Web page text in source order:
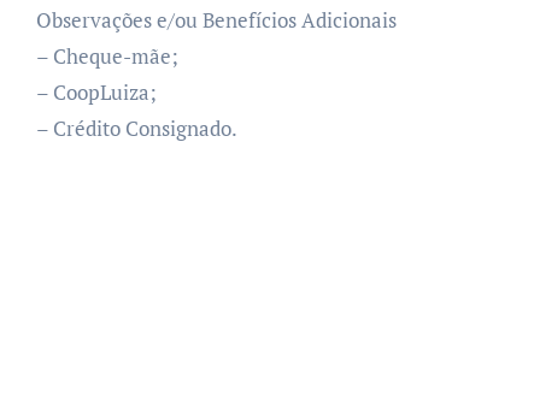
Observações e/ou Benefícios Adicionais
– Cheque-mãe;
– CoopLuiza;
– Crédito Consignado.